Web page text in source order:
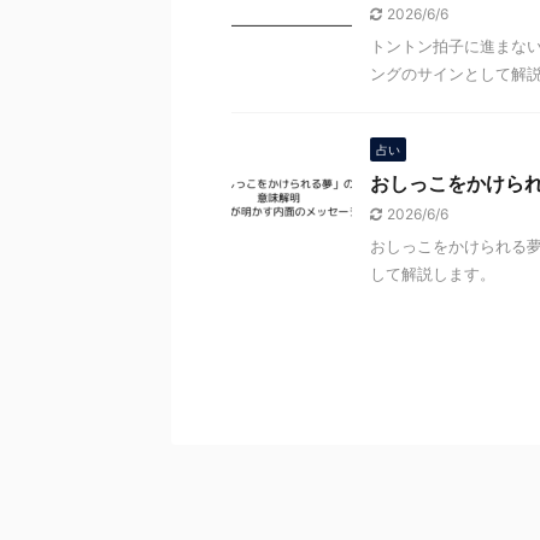
2026/6/6
トントン拍子に進まな
ングのサインとして解
占い
おしっこをかけら
2026/6/6
おしっこをかけられる
して解説します。